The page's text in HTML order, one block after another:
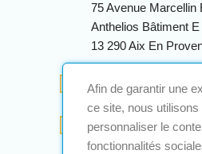
75 Avenue Marcellin
Anthelios Bâtiment E
13 290 Aix En
Afin de garantir une
ce site, nous
personnaliser le
fonctionnalités